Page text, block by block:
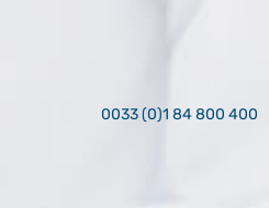
0033 (0)1 84 800 400